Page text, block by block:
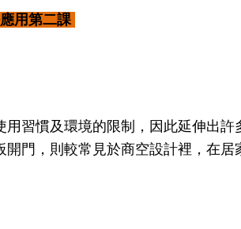
用第二課
用習慣及環境的限制，因此延伸出
門，則較常見於商空設計裡，在居